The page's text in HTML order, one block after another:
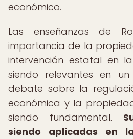
económico.
Las enseñanzas de
importancia de la
intervención estatal en
siendo relevantes en
debate sobre la
económica y la
siendo fundamental.
siendo aplicadas en